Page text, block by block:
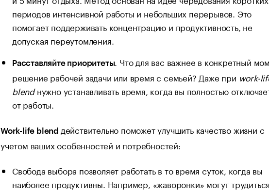
периодов интенсивной работы и небольших перерывов. Это
помогает поддерживать концентрацию и продуктивность, не
допуская переутомления.
Расставляйте приоритеты. Что для вас важнее в конкретный
решение рабочей задачи или время с семьей? Даже при work-
blendнужно устанавливать время, когда вы полностью
от работы.
Work-life blend действительно поможет улучшить качество жизни с
учетом ваших особенностей и потребностей:
Свобода выбора позволяет работать в то время суток, когда вы
наиболее продуктивны. Например, «жаворонки» могут трудиться